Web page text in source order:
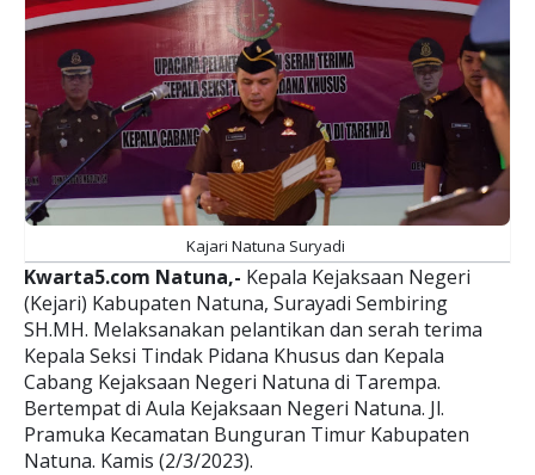
Kajari Natuna Suryadi
Kwarta5.com Natuna,- Kepala Kejaksaan Negeri
(Kejari) Kabupaten Natuna, Surayadi Sembiring
SH.MH. Melaksanakan pelantikan dan serah terima
Kepala Seksi Tindak Pidana Khusus dan Kepala
Cabang Kejaksaan Negeri Natuna di Tarempa.
Bertempat di Aula Kejaksaan Negeri Natuna. Jl.
Pramuka Kecamatan Bunguran Timur Kabupaten
Natuna. Kamis (2/3/2023).